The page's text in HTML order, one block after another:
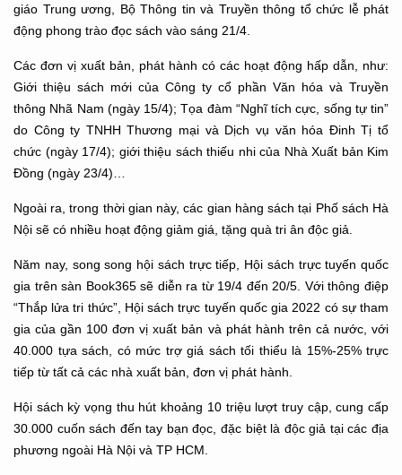
giáo Trung ương, Bộ Thông tin và Truyền thông tổ chức lễ phát
động phong trào đọc sách vào sáng 21/4.
Các đơn vị xuất bản, phát hành có các hoạt động hấp dẫn, như:
Giới thiệu sách mới của Công ty cổ phần Văn hóa và Truyền
thông Nhã Nam (ngày 15/4); Tọa đàm “Nghĩ tích cực, sống tự tin”
do Công ty TNHH Thương mại và Dịch vụ văn hóa Đinh Tị tổ
chức (ngày 17/4); giới thiệu sách thiếu nhi của Nhà Xuất bản Kim
Đồng (ngày 23/4)…
Ngoài ra, trong thời gian này, các gian hàng sách tại Phố sách Hà
Nội sẽ có nhiều hoạt động giảm giá, tặng quà tri ân độc giả.
Năm nay, song song hội sách trực tiếp, Hội sách trực tuyến quốc
gia trên sàn Book365 sẽ diễn ra từ 19/4 đến 20/5. Với thông điệp
“Thắp lửa tri thức”, Hội sách trực tuyến quốc gia 2022 có sự tham
gia của gần 100 đơn vị xuất bản và phát hành trên cả nước, với
40.000 tựa sách, có mức trợ giá sách tối thiểu là 15%-25% trực
tiếp từ tất cả các nhà xuất bản, đơn vị phát hành.
Hội sách kỳ vọng thu hút khoảng 10 triệu lượt truy cập, cung cấp
30.000 cuốn sách đến tay bạn đọc, đặc biệt là độc giả tại các địa
phương ngoài Hà Nội và TP HCM.